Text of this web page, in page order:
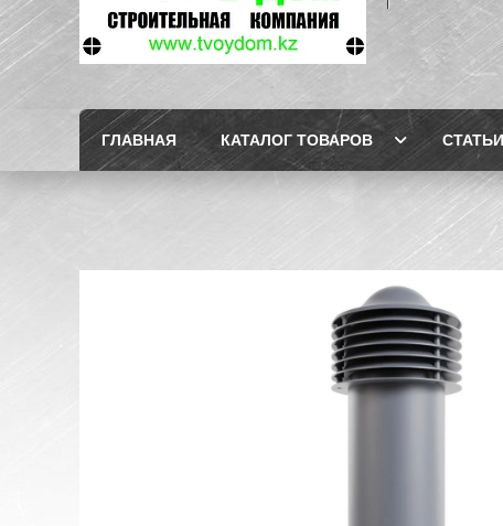
ГЛАВНАЯ КАТАЛОГ ТОВАРОВ СТАТЬИ